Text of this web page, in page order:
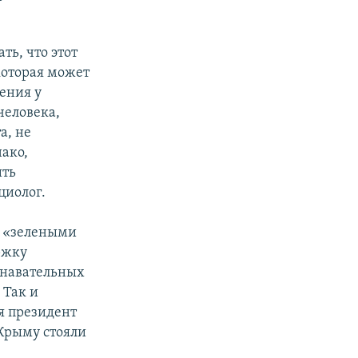
что этот
может
у
не
«зелеными
Так и
президент
стояли